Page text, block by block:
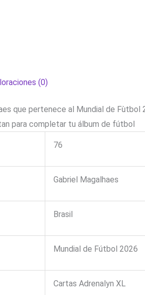
(0)
que pertenece al Mundial de
para completar tu álbum de fútbol
76
Gabriel Magalhaes
Brasil
Mundial de Fútbol 2026
Cartas Adrenalyn XL